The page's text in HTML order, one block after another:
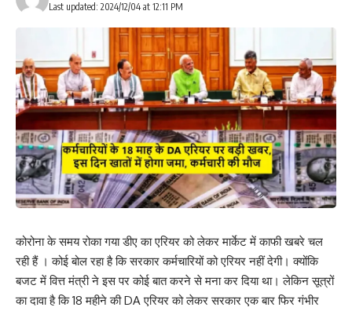
Last updated: 2024/12/04 at 12:11 PM
कोरोना के समय रोका गया डीए का एरियर को लेकर मार्केट में काफी खबरे चल
रही हैं । कोई बोल रहा है कि सरकार कर्मचारियों को एरियर नहीं देगी। क्योंकि
बजट में वित्त मंत्री ने इस पर कोई बात करने से मना कर दिया था। लेकिन सूत्रों
का दावा है कि 18 महीने की DA एरियर को लेकर सरकार एक बार फिर गंभीर